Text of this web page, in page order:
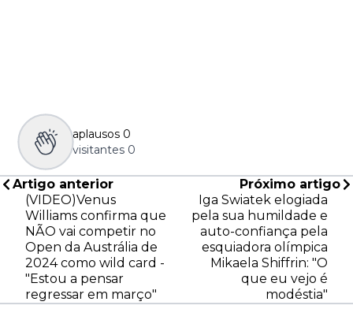
aplausos 0
visitantes 0
Artigo anterior
(VIDEO)Venus
Williams confirma que
NÃO vai competir no
Open da Austrália de
2024 como wild card -
"Estou a pensar
regressar em março"
Próximo artigo
Iga Swiatek elogiada
pela sua humildade e
auto-confiança pela
esquiadora olímpica
Mikaela Shiffrin: "O
que eu vejo é
modéstia"